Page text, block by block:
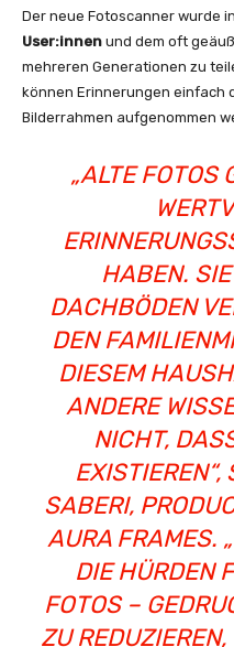
Der neue Fotoscanner wurde
User:innen und dem oft
mehreren Generationen zu
können Erinnerungen einfach
Bilderrahmen aufgenommen
„ALTE FOTOS
HABEN.
DACHBÖDEN
DEN
DIESEM
ANDERE
NICHT,
EXISTIEREN“,
SABERI,
AURA FRAMES.
DIE HÜRDEN
FOTOS –
ZU